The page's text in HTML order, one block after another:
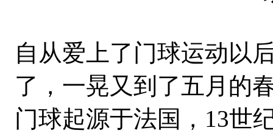
自从爱上了门球运动以
了，一晃又到了五月的
门球起源于法国，13世